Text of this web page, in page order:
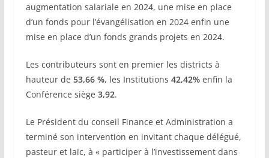
augmentation salariale en 2024, une mise en place
d’un fonds pour l’évangélisation en 2024 enfin une
mise en place d’un fonds grands projets en 2024.
Les contributeurs sont en premier les districts à
hauteur de 53,66 %, les Institutions 42,42%enfin la
Conférence siège 3,92.
Le Président du conseil Finance et Administration a
terminé son intervention en invitant chaque délégué,
pasteur et laïc, à « participer à l’investissement dans